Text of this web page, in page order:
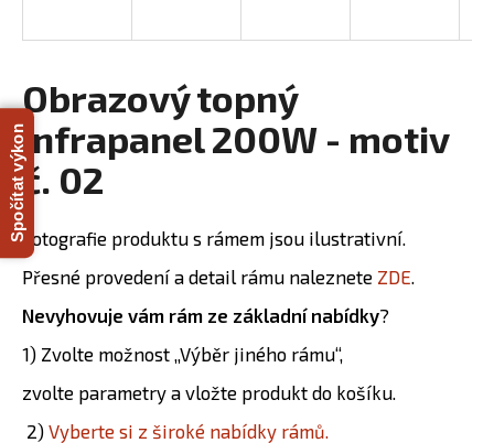
Obrazový topný
infrapanel 200W - motiv
č. 02
Fotografie produktu s rámem jsou ilustrativní.
Přesné provedení a detail rámu naleznete ZDE.
Nevyhovuje vám rám ze základní nabídky?
1) Zvolte možnost „Výběr jiného rámu“,
zvolte parametry a vložte produkt do košíku.
2) Vyberte si z široké nabídky rámů.
í
t
?
D
p
o
Spočítat výkon